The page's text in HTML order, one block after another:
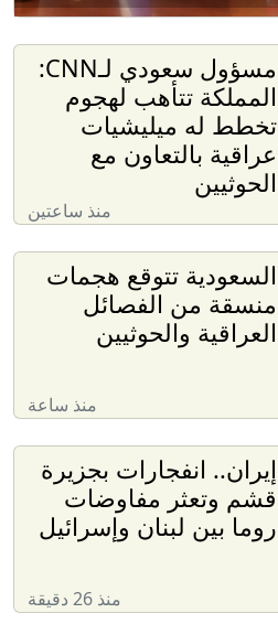
مسؤول سعودي لـCNN:
المملكة تتأهب لهجوم
تخطط له ميليشيات
عراقية بالتعاون مع
الحوثيين
منذ ساعتين
السعودية تتوقع هجمات
منسقة من الفصائل
العراقية والحوثيين
منذ ساعة
إيران.. انفجارات بجزيرة
قشم وتعثر مفاوضات
روما بين لبنان وإسرائيل
منذ 26 دقيقة